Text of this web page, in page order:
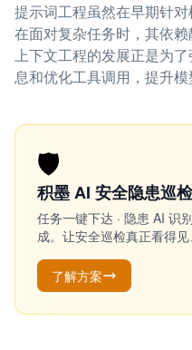
提示词工程虽然在早期针
在面对复杂任务时，其依赖
上下文工程的发展正是为
息和优化工具调用，提升模
🛡️
积墨 AI 安全隐患巡
任务一键下达 · 隐患 AI 识
成。让安全巡检真正看得见
了解方案